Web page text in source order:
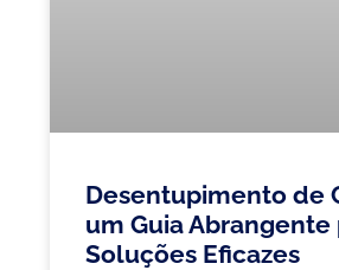
Desentupimento de
um Guia Abrangente
Soluções Eficazes